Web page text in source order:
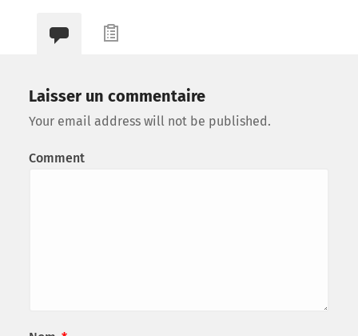
Laisser un commentaire
Your email address will not be published.
Comment